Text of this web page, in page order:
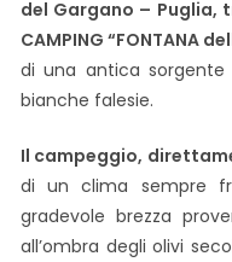
del Gargano – Puglia,
CAMPING “FONTANA
di una antica
bianche falesie.
Il campeggio,
di un clima sempre
gradevole brezza
all’ombra degli olivi